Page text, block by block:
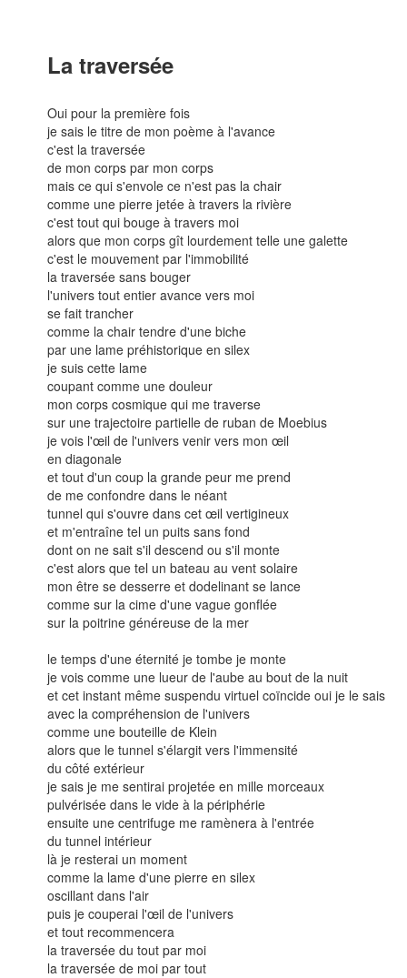
La traversée
Oui pour la première fois
je sais le titre de mon poème à l'avance
c'est la traversée
de mon corps par mon corps
mais ce qui s'envole ce n'est pas la chair
comme une pierre jetée à travers la rivière
c'est tout qui bouge à travers moi
alors que mon corps gît lourdement telle une galette
c'est le mouvement par l'immobilité
la traversée sans bouger
l'univers tout entier avance vers moi
se fait trancher
comme la chair tendre d'une biche
par une lame préhistorique en silex
je suis cette lame
coupant comme une douleur
mon corps cosmique qui me traverse
sur une trajectoire partielle de ruban de Moebius
je vois l'œil de l'univers venir vers mon œil
en diagonale
et tout d'un coup la grande peur me prend
de me confondre dans le néant
tunnel qui s'ouvre dans cet œil vertigineux
et m'entraîne tel un puits sans fond
dont on ne sait s'il descend ou s'il monte
c'est alors que tel un bateau au vent solaire
mon être se desserre et dodelinant se lance
comme sur la cime d'une vague gonflée
sur la poitrine généreuse de la mer
le temps d'une éternité je tombe je monte
je vois comme une lueur de l'aube au bout de la nuit
et cet instant même suspendu virtuel coïncide oui je le sais
avec la compréhension de l'univers
comme une bouteille de Klein
alors que le tunnel s'élargit vers l'immensité
du côté extérieur
je sais je me sentirai projetée en mille morceaux
pulvérisée dans le vide à la périphérie
ensuite une centrifuge me ramènera à l'entrée
du tunnel intérieur
là je resterai un moment
comme la lame d'une pierre en silex
oscillant dans l'air
puis je couperai l'œil de l'univers
et tout recommencera
la traversée du tout par moi
la traversée de moi par tout